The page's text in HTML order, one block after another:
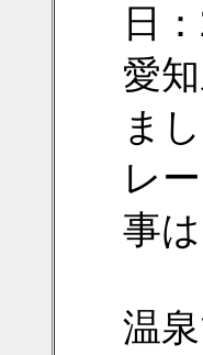
日
愛
まし
レ
事は
温